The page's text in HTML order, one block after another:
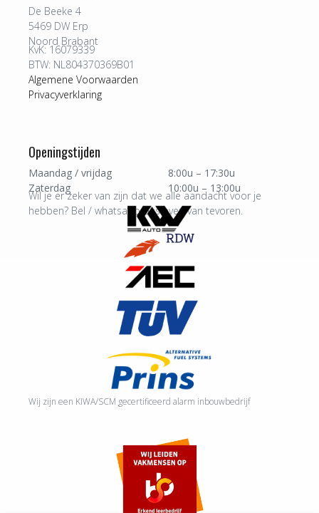
De Beeke 4
5469 DW Erp
Noord Brabant
KvK: 16079339
BTW: NL804370369B01
Algemene Voorwaarden
Privacyverklaring
Openingstijden
Maandag / vrijdag
8:00u – 17:30u
Zaterdag
10:00u – 13:00u
Wil je er zeker van zijn dat we alle aandacht voor je
hebben? Bel / whatsapp ons even van tevoren.
Wij zijn een KIWA/SCM gecertificeerd alarm inbouwbedrijf